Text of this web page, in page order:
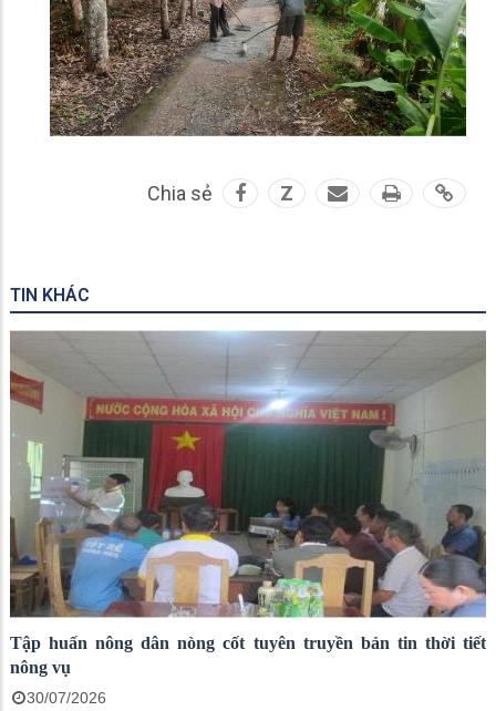
Chia sẻ Z
TIN KHÁC
Tập huấn nông dân nòng cốt tuyên truyền bản tin thời tiết
nông vụ
30/07/2026